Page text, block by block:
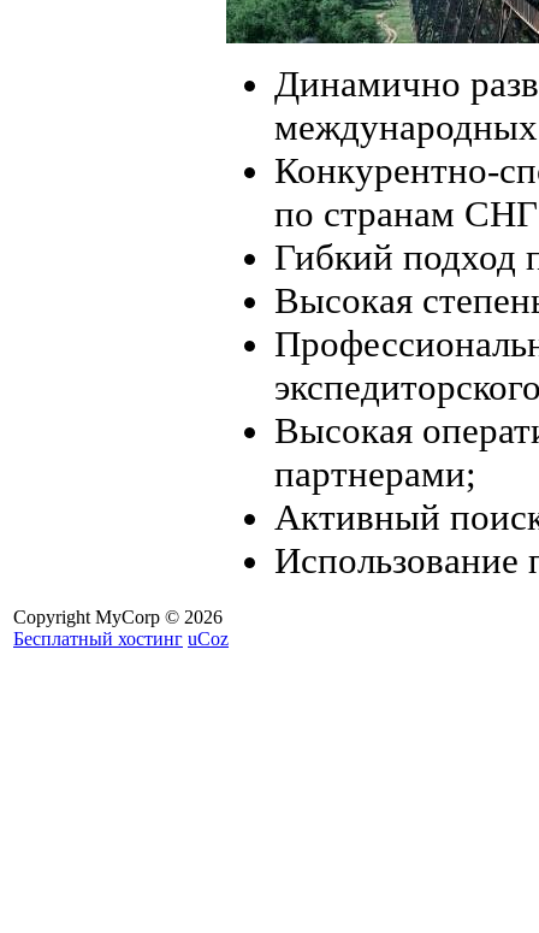
Динамично
международных
Конкурентно-
по странам
Гибкий подход
Высокая
Высокая
партнерами;
Активный
Использование
Copyright MyCorp © 2026
Бесплатный хостинг uCoz